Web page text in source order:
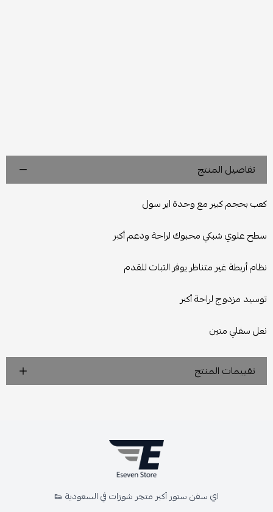
تفاصيل المنتج
كعب بحجم كبير مع وحدة اير سول
سطح علوي شبكي محبوك لراحة ودعم أكبر
نظام أربطة غير متناظر يوفر الثبات للقدم
توسيد مزدوج لراحة أكبر
نعل سفلي متين
تقييمات المنتج
اي سفن ستور أكبر متجر شوزات في السعودية 👟